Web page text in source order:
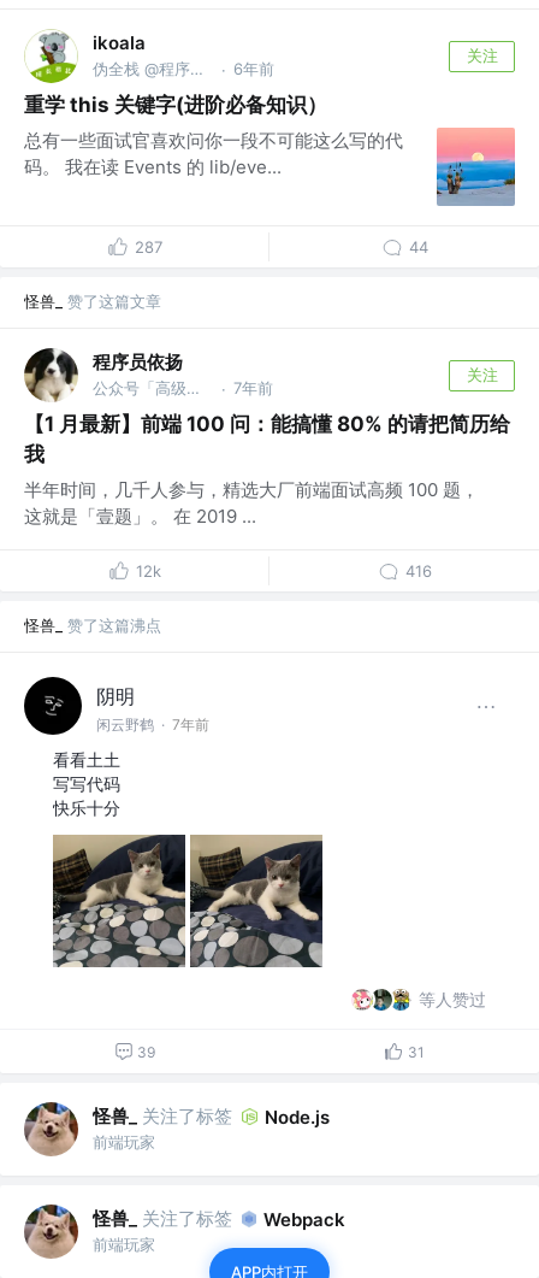
ikoala
伪全栈 @程序员成长指北 · 6年前
关注
重学 this 关键字(进阶必备知识）
总有一些面试官喜欢问你一段不可能这么写的代
码。 我在读 Events 的 lib/eve...
287 44
怪兽_ 赞了这篇文章
程序员依扬
公众号「高级前端进阶」 @蚂蚁 · 7年前
关注
【1 月最新】前端 100 问：能搞懂 80% 的请把简历给
我
半年时间，几千人参与，精选大厂前端面试高频 100 题，
这就是「壹题」。 在 2019 ...
12k 416
怪兽_ 赞了这篇沸点
阴明
闲云野鹤 · 7年前
看看土土
写写代码
快乐十分
等人赞过
39 31
怪兽_ 关注了标签 Node.js
前端玩家
怪兽_ 关注了标签 Webpack
前端玩家
APP内打开